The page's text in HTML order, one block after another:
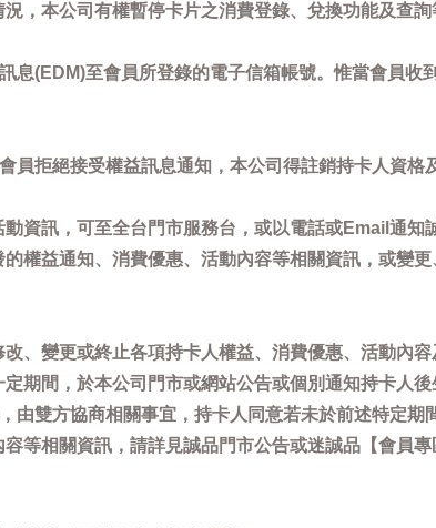
，本公司有權暫停卡片之消費登錄、兌換功能及查詢
息(EDM)至會員所登錄的電子信箱帳號。惟當會員
拒絕接受權益訊息通知，本公司得註銷持卡人資格
資訊，可至全台門市服務台，或以電話或Email通知
權益通知、消費優惠、活動內容等相關資訊，或變
、變更或終止各項持卡人權益、消費優惠、活動內
期間，於本公司門市或網站公告或個別通知持卡人
由雙方協商相關事宜，持卡人同意若未於前述特定
等相關資訊，請詳見誠品門市公告或迷誠品【會員